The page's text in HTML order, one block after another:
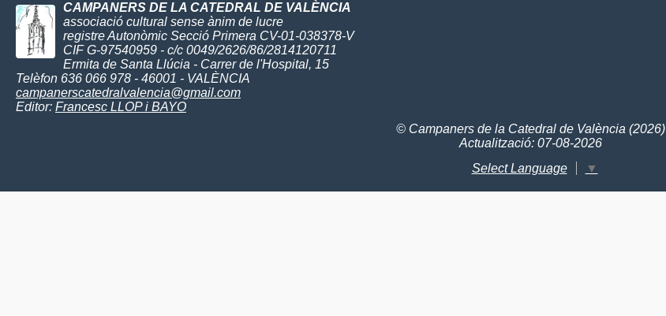
CAMPANERS DE LA CATEDRAL DE VALÈNCIA
associació cultural sense ànim de lucre
registre Autonòmic Secció Primera CV-01-038378-V
CIF G-97540959 - c/c 0049/2626/86/2814120711
Ermita de Santa Llúcia - Carrer de l'Hospital, 15
Telèfon 636 066 978 - 46001 - VALÈNCIA
campanerscatedralvalencia@gmail.com
Editor: Francesc LLOP i BAYO
© Campaners de la Catedral de València (2026)
Actualització: 07-08-2026
Select Language
▼